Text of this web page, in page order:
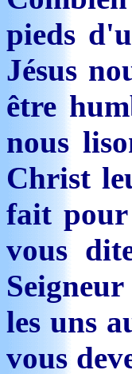
pieds
Jésus
être
nous
Christ
fait pour
vous
les uns
vous